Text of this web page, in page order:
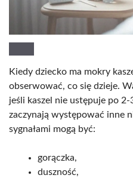
Kiedy dziecko ma mokry
obserwować, co się dzieje.
jeśli kaszel nie ustępuje po
zaczynają występować inne
sygnałami mogą być:
gorączka,
duszność,